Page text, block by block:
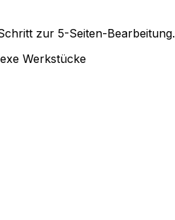
zur 5-Seiten-Bearbeitung.
Werkstücke